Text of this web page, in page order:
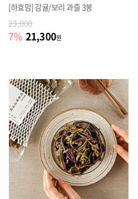
[하효맘] 감귤/보리 과즐 3봉
23,000
7% 21,300원